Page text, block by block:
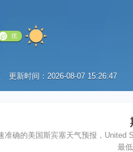
更新时间：2026-08-07 15:26:47
准确的美国斯宾塞天气预报，United
最